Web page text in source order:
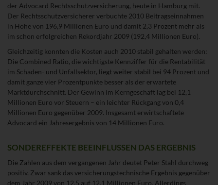
der Advocard Rechtsschutzversicherung, heute in Hamburg mit.
Der Rechtsschutzversicherer verbuchte 2010 Beitragseinnahmen
in Höhe von 196,9 Millionen Euro und damit 2,3 Prozent mehr als
im schon erfolgreichen Rekordjahr 2009 (192,4 Millionen Euro).
Gleichzeitig konnten die Kosten auch 2010 stabil gehalten werden:
Die Combined Ratio, die wichtigste Kennziffer für die Rentabilität
im Schaden- und Unfallsektor, liegt weiter stabil bei 94 Prozent und
damit ganze vier Prozentpunkte besser als der erwartete
Marktdurchschnitt. Der Gewinn im Kerngeschäft lag bei 12,1
Millionen Euro vor Steuern – ein leichter Rückgang von 0,4
Millionen Euro gegenüber 2009. Insgesamt erwirtschaftete
Advocard ein Jahresergebnis von 14 Millionen Euro.
SONDEREFFEKTE BEEINFLUSSEN DAS ERGEBNIS
Die Zahlen aus dem vergangenen Jahr deutet Peter Stahl durchweg
positiv. Zwar sank das versicherungstechnische Ergebnis gegenüber
dem Jahr 2009 von 12,5 auf 12,1 Millionen Euro. Allerdings